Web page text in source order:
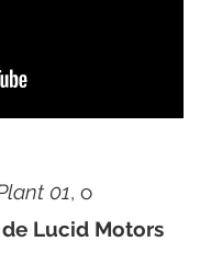
01, o
de Lucid Motors